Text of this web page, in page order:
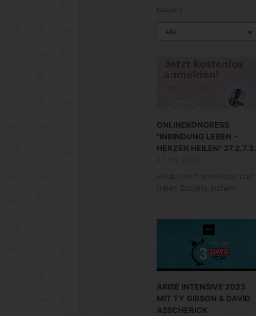
Kategorie
ONLINEKONGRESS
"INBINDUNG LEBEN -
HERZEN HEILEN" 27.2.7.3.
Heute noch anmelden und
freien Zugang sichern
ARISE INTENSIVE 2023
MIT TY GIBSON & DAVID
ASSCHERICK